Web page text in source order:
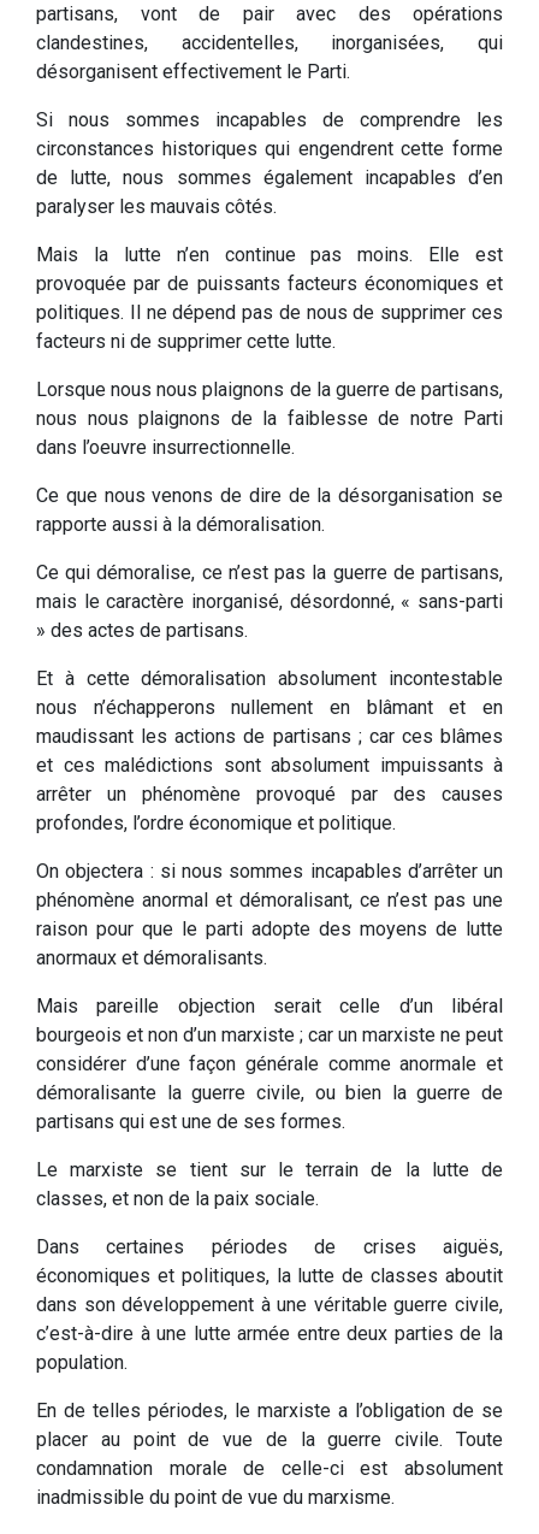
partisans, vont de pair avec des opérations
clandestines, accidentelles, inorganisées, qui
désorganisent effectivement le Parti.
Si nous sommes incapables de comprendre les
circonstances historiques qui engendrent cette forme
de lutte, nous sommes également incapables d’en
paralyser les mauvais côtés.
Mais la lutte n’en continue pas moins. Elle est
provoquée par de puissants facteurs économiques et
politiques. Il ne dépend pas de nous de supprimer ces
facteurs ni de supprimer cette lutte.
Lorsque nous nous plaignons de la guerre de partisans,
nous nous plaignons de la faiblesse de notre Parti
dans l’oeuvre insurrectionnelle.
Ce que nous venons de dire de la désorganisation se
rapporte aussi à la démoralisation.
Ce qui démoralise, ce n’est pas la guerre de partisans,
mais le caractère inorganisé, désordonné, « sans-parti
» des actes de partisans.
Et à cette démoralisation absolument incontestable
nous n’échapperons nullement en blâmant et en
maudissant les actions de partisans ; car ces blâmes
et ces malédictions sont absolument impuissants à
arrêter un phénomène provoqué par des causes
profondes, l’ordre économique et politique.
On objectera : si nous sommes incapables d’arrêter un
phénomène anormal et démoralisant, ce n’est pas une
raison pour que le parti adopte des moyens de lutte
anormaux et démoralisants.
Mais pareille objection serait celle d’un libéral
bourgeois et non d’un marxiste ; car un marxiste ne peut
considérer d’une façon générale comme anormale et
démoralisante la guerre civile, ou bien la guerre de
partisans qui est une de ses formes.
Le marxiste se tient sur le terrain de la lutte de
classes, et non de la paix sociale.
Dans certaines périodes de crises aiguës,
économiques et politiques, la lutte de classes aboutit
dans son développement à une véritable guerre civile,
c’est-à-dire à une lutte armée entre deux parties de la
population.
En de telles périodes, le marxiste a l’obligation de se
placer au point de vue de la guerre civile. Toute
condamnation morale de celle-ci est absolument
inadmissible du point de vue du marxisme.